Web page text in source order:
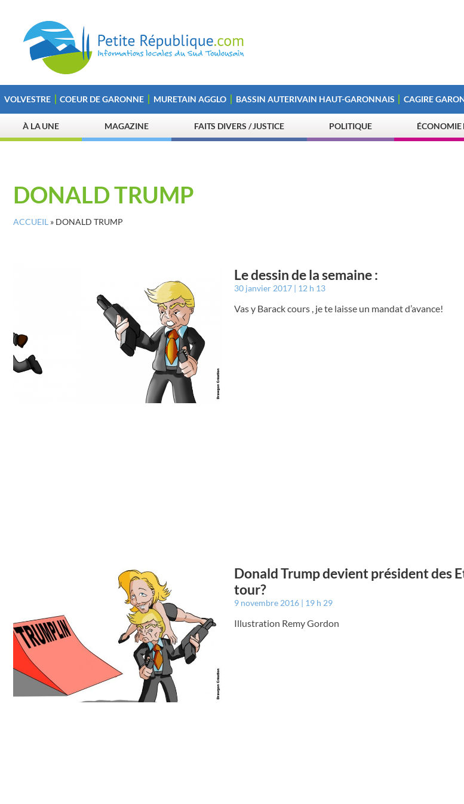
VOLVESTRE COEUR DE GARONNE MURETAIN AGGLO BASSIN AUTERIVAIN HAUT-GARONNAIS CAGIRE
À LA UNE MAGAZINE FAITS DIVERS / JUSTICE POLITIQUE ÉCONOMIE
DONALD TRUMP
ACCUEIL » DONALD TRUMP
Le dessin de la semaine :
30 janvier 2017 12 h 13
Vas y Barack cours , je te laisse un mandat d’avance!
Donald Trump devient président des
tour?
9 novembre 2016 19 h 29
Illustration Remy Gordon